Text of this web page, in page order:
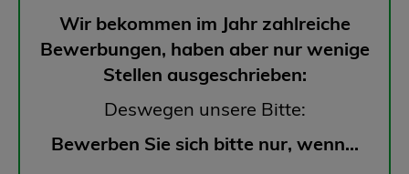
Wir bekommen im Jahr zahlreiche
Bewerbungen, haben aber nur wenige
Stellen ausgeschrieben:
Deswegen unsere Bitte:
Bewerben Sie sich bitte nur, wenn...